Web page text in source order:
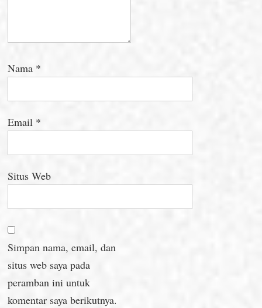
Nama *
Email *
Situs Web
Simpan nama, email, dan
situs web saya pada
peramban ini untuk
komentar saya berikutnya.